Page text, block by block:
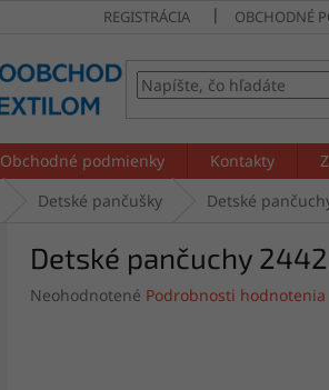
REGISTRÁCIA OBCHODNÉ
Obchodné podmienky Kontakty
Detské pančušky Detské
Detské pančuchy 2442
Priemerné
Neohodnotené Podrobnosti hodnotenia